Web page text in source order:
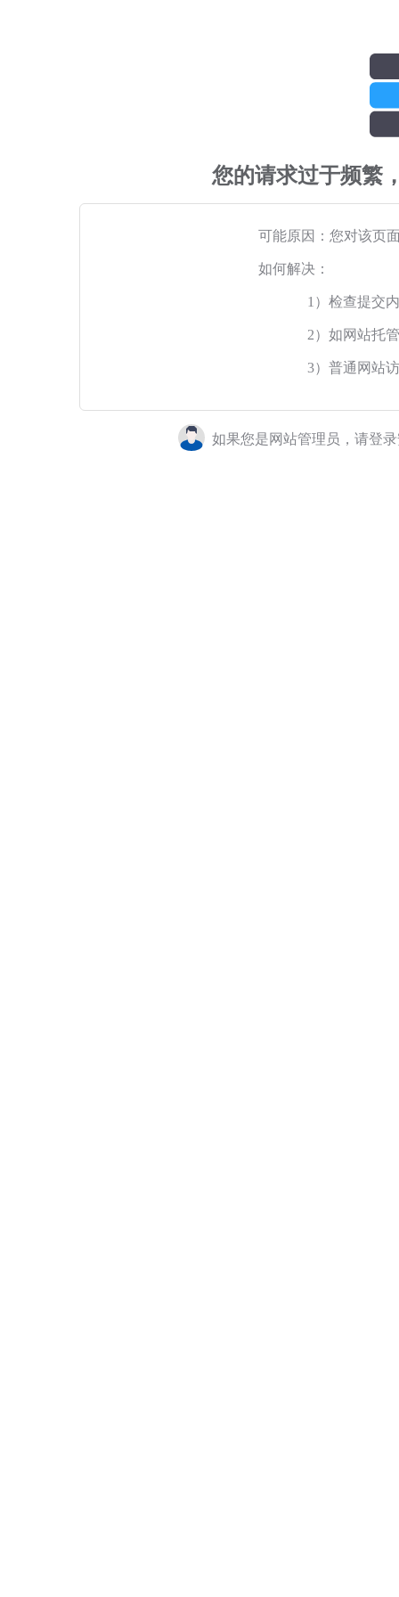
您的请求过于频繁
可能原因：您对该页
如何解决：
1）检查提交
2）如网站托
3）普通网站
如果您是网站管理员，请登